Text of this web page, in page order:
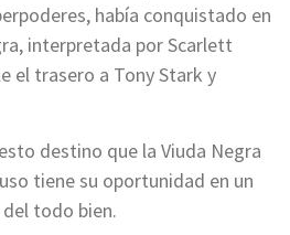
había conquistado en
interpretada por Scarlett
el trasero a Tony Stark y
destino que la Viuda Negra
tiene su oportunidad en un
todo bien.